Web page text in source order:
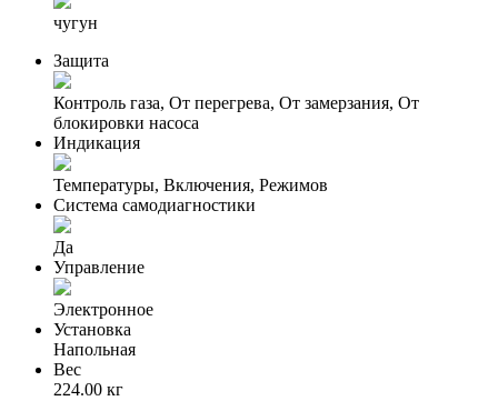
чугун
Защита
Контроль газа, От перегрева, От замерзания, От
блокировки насоса
Индикация
Температуры, Включения, Режимов
Система самодиагностики
Да
Управление
Электронное
Установка
Напольная
Вес
224.00 кг